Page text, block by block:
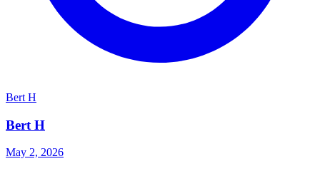
Bert H
Bert H
May 2, 2026